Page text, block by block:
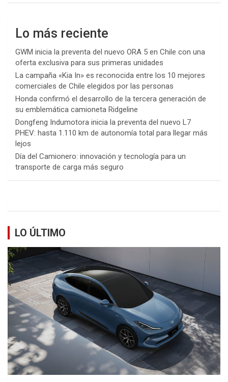
Lo más reciente
GWM inicia la preventa del nuevo ORA 5 en Chile con una
oferta exclusiva para sus primeras unidades
La campaña «Kia In» es reconocida entre los 10 mejores
comerciales de Chile elegidos por las personas
Honda confirmó el desarrollo de la tercera generación de
su emblemática camioneta Ridgeline
Dongfeng Indumotora inicia la preventa del nuevo L7
PHEV: hasta 1.110 km de autonomía total para llegar más
lejos
Día del Camionero: innovación y tecnología para un
transporte de carga más seguro
LO ÚLTIMO